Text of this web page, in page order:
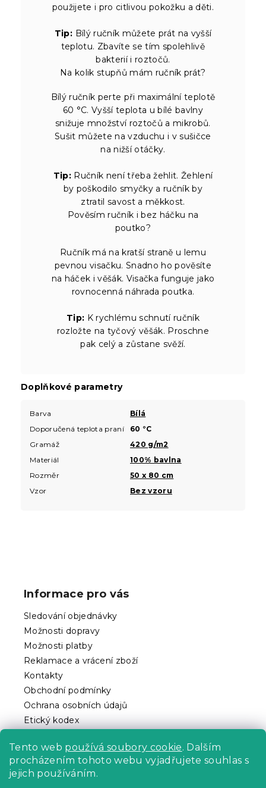
Tento web používá soubory cookie. Dalším
procházením tohoto webu vyjadřujete souhlas s
jejich používáním.
použijete i pro citlivou pokožku a děti.
Tip: Bílý ručník můžete prát na vyšší
teplotu. Zbavíte se tím spolehlivě
bakterií i roztočů.
Na kolik stupňů mám ručník prát?
Bílý ručník perte při maximální teplotě
60 °C. Vyšší teplota u bílé bavlny
snižuje množství roztočů a mikrobů.
Sušit můžete na vzduchu i v sušičce
na nižší otáčky.
Tip: Ručník není třeba žehlit. Žehlení
by poškodilo smyčky a ručník by
ztratil savost a měkkost.
Pověsím ručník i bez háčku na
poutko?
Ručník má na kratší straně u lemu
pevnou visačku. Snadno ho pověsíte
na háček i věšák. Visačka funguje jako
rovnocenná náhrada poutka.
Tip: K rychlému schnutí ručník
rozložte na tyčový věšák. Proschne
pak celý a zůstane svěží.
Doplňkové parametry
Barva
Bílá
Doporučená teplota praní
60 °C
Gramáž
420 g/m2
Materiál
100% bavlna
Rozměr
50 x 80 cm
Vzor
Bez vzoru
Informace pro vás
Sledování objednávky
Možnosti dopravy
Možnosti platby
Reklamace a vrácení zboží
Kontakty
Obchodní podmínky
Ochrana osobních údajů
Etický kodex